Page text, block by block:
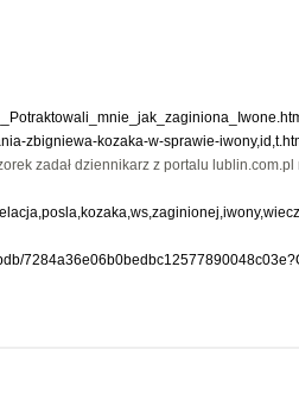
zbigniewa-kozaka-w-sprawie-
zadał dziennikarz z portalu